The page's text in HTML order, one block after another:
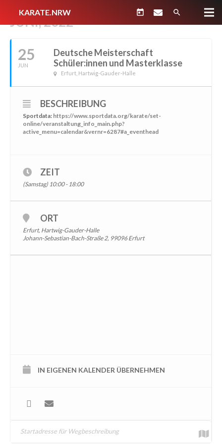
KARATE.NRW today search
JUNI, 2022
25
JUN
Deutsche Meisterschaft
Schüler:innen und Masterklasse
Erfurt, Hartwig-Gauder-Halle
BESCHREIBUNG
Sportdata: https://www.sportdata.org/karate/set-
online/veranstaltung_info_main.php?
active_menu=calendar&vernr=6287#a_eventhead
ZEIT
(Samstag) 10:00 - 18:00
ORT
Erfurt, Hartwig-Gauder-Halle
Johann-Sebastian-Bach-Straße 2, 99096 Erfurt
IN EIGENEN KALENDER ÜBERNEHMEN